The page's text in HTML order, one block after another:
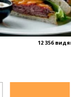
12 356